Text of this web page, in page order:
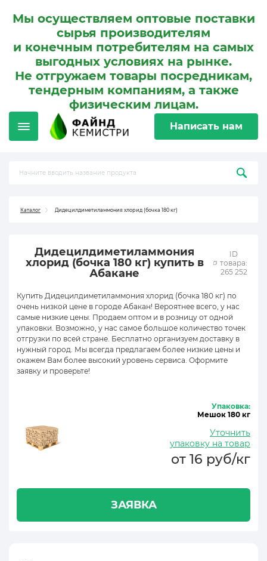
Мы осуществляем оптовые поставки
сырья производителям
и конечным потребителям на самых
выгодных условиях на рынке.
Не отгружаем товары посредникам,
тендерным компаниям, а также
физическим лицам.
Написать нам
Каталог Дидецилдиметиламмония хлорид (бочка 180 кг)
Дидецилдиметиламмония
хлорид (бочка 180 кг) купить в
Абакане
ID
товара:
265 252
Купить Дидецилдиметиламмония хлорид (бочка 180 кг) по
очень низкой цене в городе Абакан! Вероятнее всего, у нас
самые низкие цены. Продаем оптом и в розницу от одной
упаковки. Возможно, у нас самое большое количество точек
отгрузки по всей стране. Бесплатно организуем доставку в
нужный город. Мы всегда предлагаем более низкие цены и
окажем Вам более высокий уровень сервиса. Оформите
заявку и проверьте!
Упаковка:
Мешок 180 кг
Уточнить
упаковку на товар
от 16 руб/кг
ЗАЯВКА